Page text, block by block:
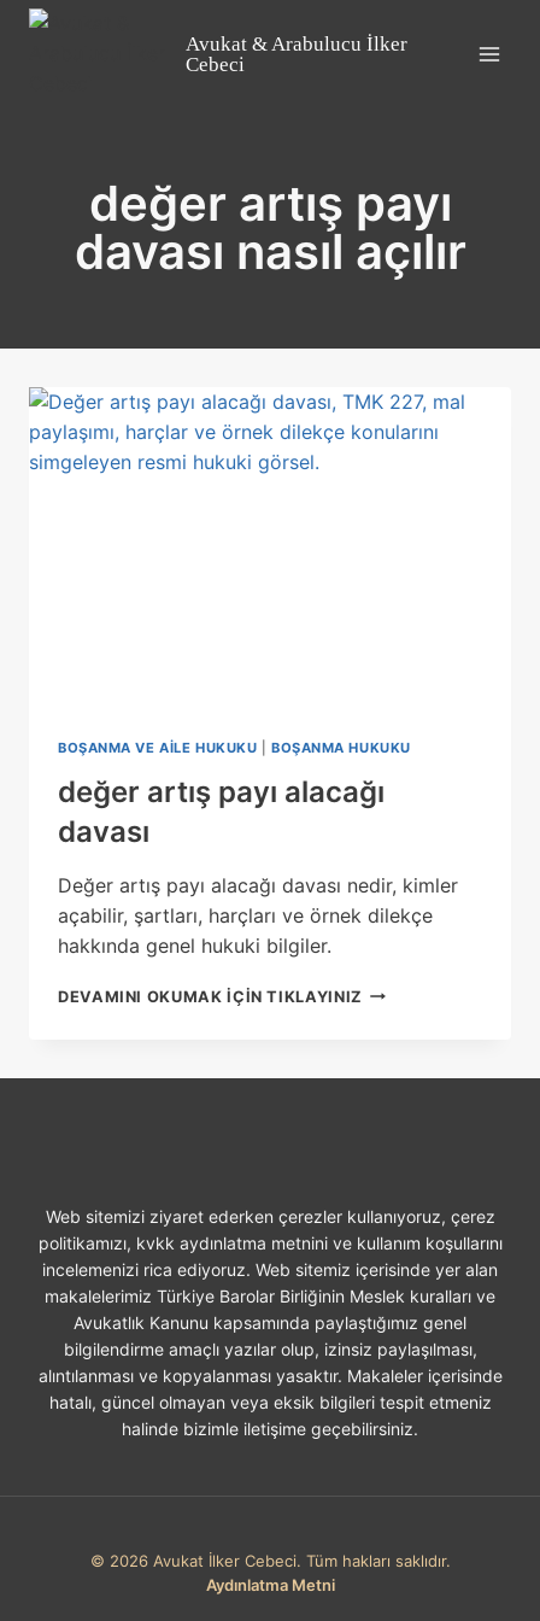
Skip
Avukat & Arabulucu İlker
Cebeci
değer artış payı
davası nasıl açılır
BOŞANMA VE AILE HUKUKU |BOŞANMA HUKUKU
değer artış payı alacağı
davası
Değer artış payı alacağı davası nedir, kimler
açabilir, şartları, harçları ve örnek dilekçe
hakkında genel hukuki bilgiler.
DEVAMINI OKUMAK IÇIN TIKLAYINIZ DEĞER
Web sitemizi ziyaret ederken çerezler kullanıyoruz, çerez
politikamızı, kvkk aydınlatma metnini ve kullanım koşullarını
incelemenizi rica ediyoruz. Web sitemiz içerisinde yer alan
makalelerimiz Türkiye Barolar Birliğinin Meslek kuralları ve
Avukatlık Kanunu kapsamında paylaştığımız genel
bilgilendirme amaçlı yazılar olup, izinsiz paylaşılması,
alıntılanması ve kopyalanması yasaktır. Makaleler içerisinde
hatalı, güncel olmayan veya eksik bilgileri tespit etmeniz
halinde bizimle iletişime geçebilirsiniz.
© 2026 Avukat İlker Cebeci. Tüm hakları saklıdır.
Aydınlatma Metni